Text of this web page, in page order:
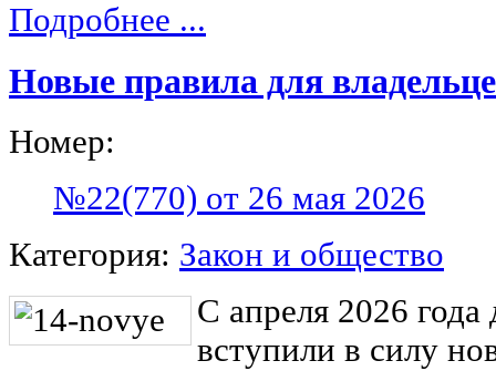
Подробнее ...
Новые правила для
Номер:
№22(770) от 26 мая 2026
Категория: Закон и общество
С апреля 2026 года
вступили в силу